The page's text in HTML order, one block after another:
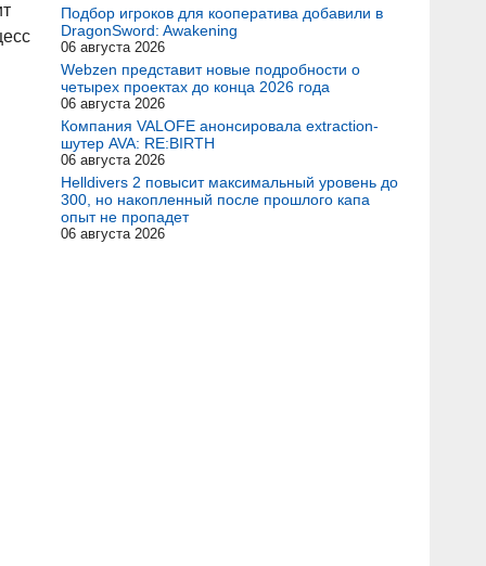
Подбор игроков для кооператива добавили в
DragonSword: Awakening
06 августа 2026
Webzen представит новые подробности о
четырех проектах до конца 2026 года
06 августа 2026
Компания VALOFE анонсировала extraction-
шутер AVA: RE:BIRTH
06 августа 2026
Helldivers 2 повысит максимальный уровень до
300, но накопленный после прошлого капа
опыт не пропадет
06 августа 2026